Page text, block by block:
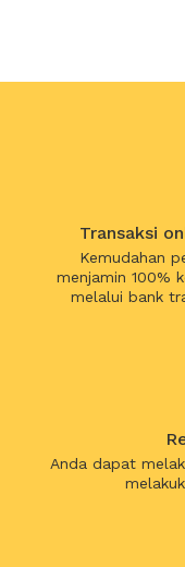
Transaksi
Kemudahan
menjamin 100%
melalui bank
Anda dapat